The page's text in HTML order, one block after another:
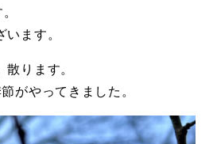
ます。
ります。
がやってきました。